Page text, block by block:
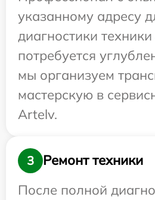
указанному адресу
диагностики
потребуется
мы организуем
мастерскую в
Artelv.
3
Ремонт техники
После полной